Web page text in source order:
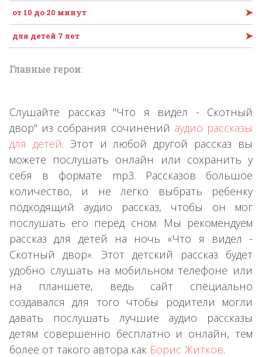
от 10 до 20 минут ➤
для детей 7 лет ➤
Главные герои:
Слушайте рассказ "Что я видел - Скотный
двор" из собрания сочинений аудио рассказы
для детей. Этот и любой другой рассказ вы
можете послушать онлайн или сохранить у
себя в формате mp3. Рассказов большое
количество, и не легко выбрать ребенку
подходящий аудио рассказ, чтобы он мог
послушать его перед сном. Мы рекомендуем
рассказ для детей на ночь «Что я видел -
Скотный двор». Этот детский рассказ будет
удобно слушать на мобильном телефоне или
на планшете, ведь сайт специально
создавался для того чтобы родители могли
давать послушать лучшие аудио рассказы
детям совершенно бесплатно и онлайн, тем
более от такого автора как Борис Житков.